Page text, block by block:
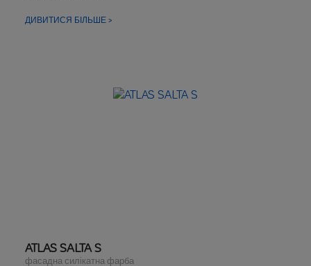
ДИВИТИСЯ БІЛЬШЕ >
ATLAS SALTA S
фасадна силікатна фарба